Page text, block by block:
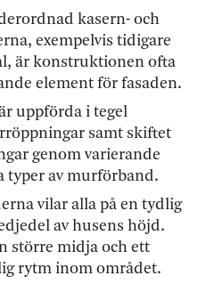
kasern- och
exempelvis tidigare
är konstruktionen ofta
element för fasaden.
uppförda i tegel
samt skiftet
genom varierande
typer av murförband.
vilar alla på en tydlig
av husens höjd.
större midja och ett
rytm inom området.